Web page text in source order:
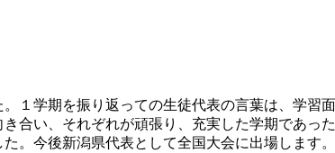
１学期を振り返っての生徒代表の言葉は、学習
合い、それぞれが頑張り、充実した学期であっ
。今後新潟県代表として全国大会に出場します